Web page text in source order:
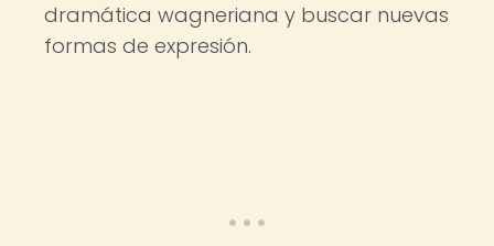
dramática wagneriana y buscar nuevas
formas de expresión.